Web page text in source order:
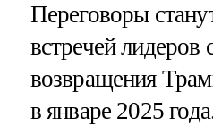
Переговоры
встречей лидеров
возвращения
в январе 2025